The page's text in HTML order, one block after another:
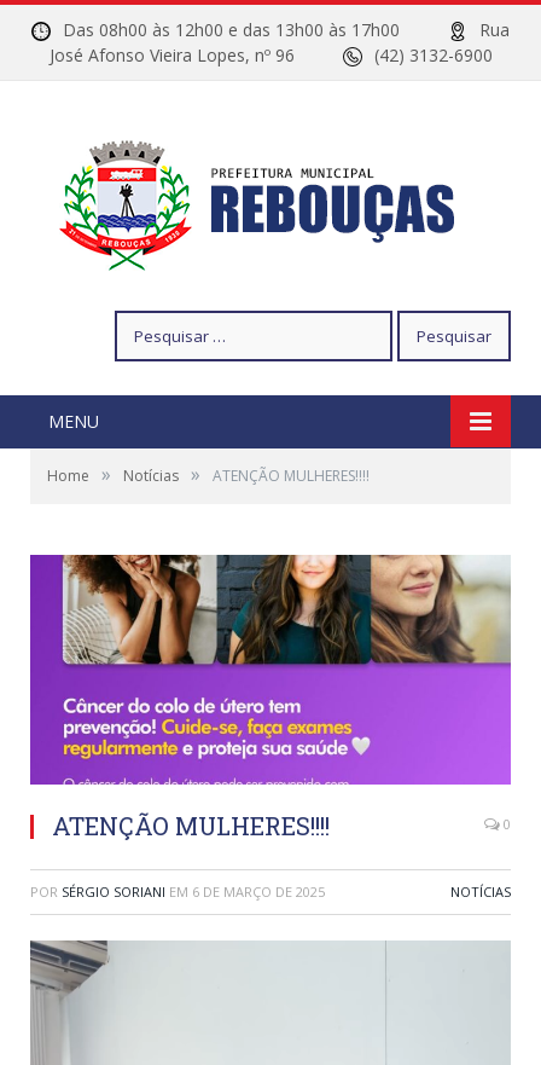
Das 08h00 às 12h00 e das 13h00 às 17h00
Rua
José Afonso Vieira Lopes, nº 96
(42) 3132-6900
por:
MENU
Home » Notícias » ATENÇÃO MULHERES!!!!
ATENÇÃO MULHERES!!!! 0
POR SÉRGIO SORIANI EM 6 DE MARÇO DE 2025 NOTÍCIAS
Tocador
de